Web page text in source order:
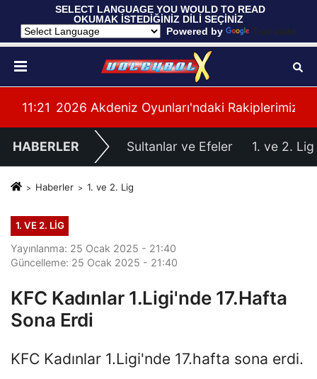
SELECT LANGUAGE YOU WOULD TO READ
OKUMAK İSTEDİĞİNİZ DİLİ SEÇİNİZ
Powered by
Translate
Galibiyetle Başladı
11:21 2026 Akdeniz Oyunları'ndaki Rakiplerimiz
HABERLER Sultanlar ve Efeler 1. ve 2. Lig
Haberler 1. ve 2. Lig
1. VE 2. LIG
Yayınlanma: 25 Ocak 2025 - 21:40
Güncelleme: 25 Ocak 2025 - 21:40
KFC Kadınlar 1.Ligi'nde 17.Hafta
Sona Erdi
KFC Kadınlar 1.Ligi'nde 17.hafta sona erdi.